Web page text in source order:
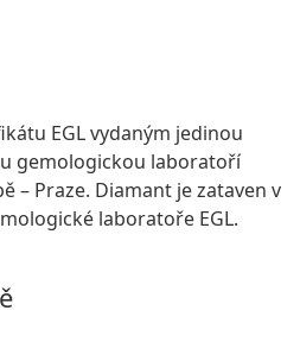
EGL vydaným jedinou
gemologickou laboratoří
– Praze. Diamant je zataven v
laboratoře EGL.